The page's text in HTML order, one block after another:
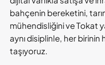
bahçenin bereketini,
mühendisliğini ve Tokat
aynı disiplinle, her
taşıyoruz.